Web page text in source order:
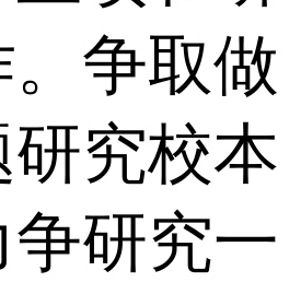
争取做
究校本
研究一